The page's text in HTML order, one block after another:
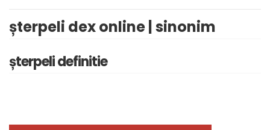
șterpeli dex online | sinonim
șterpeli definitie